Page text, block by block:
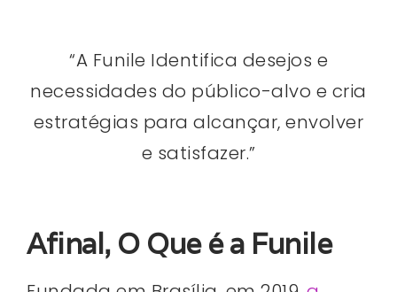
“A Funile Identifica desejos e
necessidades do público-alvo e cria
estratégias para alcançar, envolver
e satisfazer.”
Afinal, O Que é a Funile